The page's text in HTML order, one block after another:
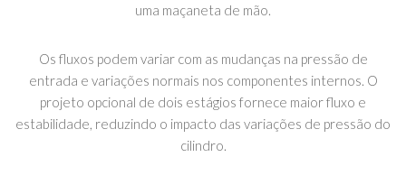
uma maçaneta de mão.
Os fluxos podem variar com as mudanças na pressão de
entrada e variações normais nos componentes internos. O
projeto opcional de dois estágios fornece maior fluxo e
estabilidade, reduzindo o impacto das variações de pressão do
cilindro.